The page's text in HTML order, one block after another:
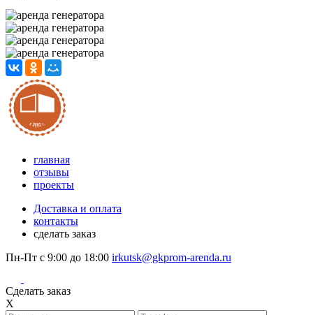
главная
отзывы
проекты
Доставка и оплата
контакты
сделать заказ
Пн-Пт с 9:00 до 18:00 irkutsk@gkprom-arenda.ru
Сделать заказ
X